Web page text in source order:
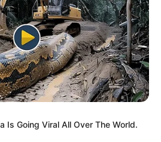
Is Going Viral All Over The World.